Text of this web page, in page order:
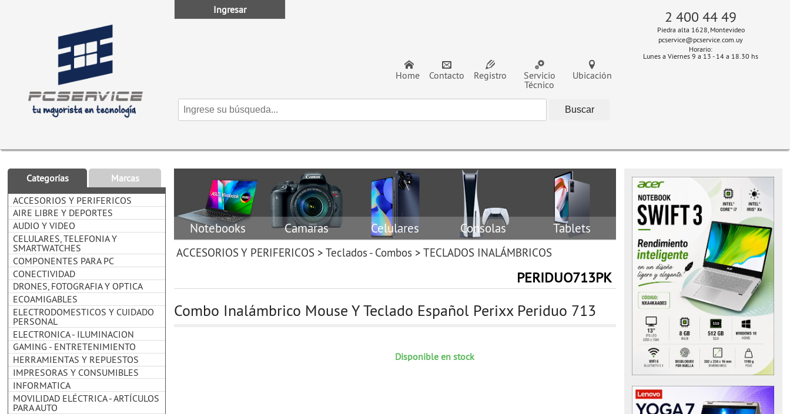
Ubicación
Servicio
Técnico
Registro
Contacto
Home
Ingresar 2 400 44 49
Piedra alta 1628, Montevideo
pcservice@pcservice.com.uy
Horario:
Lunes a Viernes 9 a 13 - 14 a 18.30 hs
Categorías
Marcas
ACCESORIOS Y PERIFERICOS
AIRE LIBRE Y DEPORTES
AUDIO Y VIDEO
CELULARES, TELEFONIA Y
SMARTWATCHES
COMPONENTES PARA PC
CONECTIVIDAD
DRONES, FOTOGRAFIA Y OPTICA
ECOAMIGABLES
ELECTRODOMESTICOS Y CUIDADO
PERSONAL
ELECTRONICA - ILUMINACION
GAMING - ENTRETENIMIENTO
HERRAMIENTAS Y REPUESTOS
IMPRESORAS Y CONSUMIBLES
INFORMATICA
MOVILIDAD ELÉCTRICA - ARTÍCULOS
PARA AUTO
Notebooks Camaras Celulares Consolas Tablets
ACCESORIOS Y PERIFERICOS > Teclados - Combos > TECLADOS INALÁMBRICOS
PERIDUO713PK
Combo Inalámbrico Mouse Y Teclado Español Perixx Periduo 713
Disponible en stock